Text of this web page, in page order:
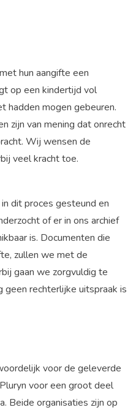
hun aangifte een
op een kindertijd vol
hadden mogen gebeuren.
zijn van mening dat onrecht
Wij wensen de
veel kracht toe.
dit proces gesteund en
of er in ons archief
is. Documenten die
zullen we met de
gaan we zorgvuldig te
rechterlijke uitspraak is
voor de geleverde
voor een groot deel
Beide organisaties zijn op